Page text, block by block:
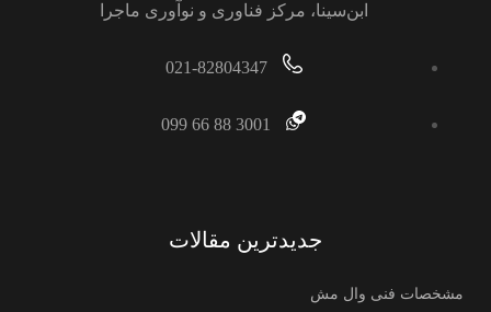
ابن‌سینا، مرکز فناوری و نوآوری ماجرا
021-82804347
3001 88 66 099
جدیدترین مقالات
مشخصات فنی وال مش